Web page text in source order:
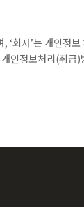
‘회사’는 개인정보
인정보처리(취급)